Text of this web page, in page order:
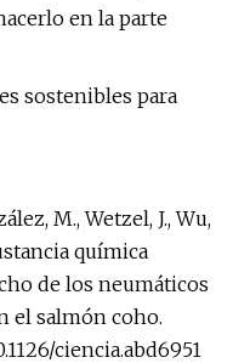
en la parte
sostenibles para
M., Wetzel, J., Wu,
química
de los neumáticos
el salmón coho.
ciencia.abd6951